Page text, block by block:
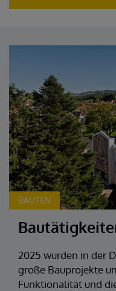
BAUTEN
2025 wurden in der
große Bauprojekte
Funktionalität und